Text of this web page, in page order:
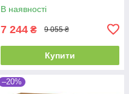
В наявності
7 244 ₴ 9 055 ₴
Купити
–20%